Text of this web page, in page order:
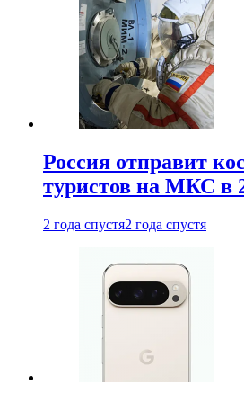
Россия отправит
туристов на МКС в
2 года спустя2 года спустя